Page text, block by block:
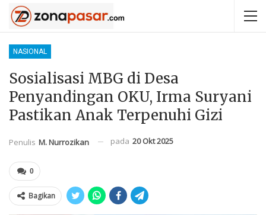
NASIONAL
Sosialisasi MBG di Desa
Penyandingan OKU, Irma Suryani
Pastikan Anak Terpenuhi Gizi
Penulis M. Nurrozikan pada 20 Okt 2025
0
Bagikan